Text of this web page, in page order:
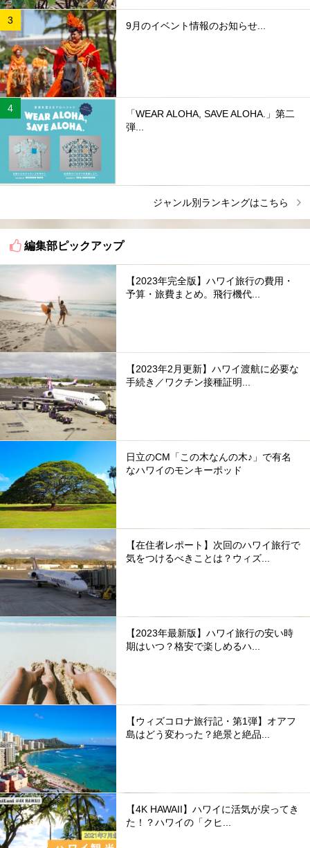
9月のイベント情報のお知らせ...
「WEAR ALOHA, SAVE ALOHA.」第二
弾...
ジャンル別ランキングはこちら
編集部ピックアップ
【2023年完全版】ハワイ旅行の費用・
予算・旅費まとめ。飛行機代...
【2023年2月更新】ハワイ渡航に必要な
手続き／ワクチン接種証明...
日立のCM「この木なんの木♪」で有名
なハワイのモンキーポッド
【在住者レポート】次回のハワイ旅行で
気をつけるべきことは？ウィズ...
【2023年最新版】ハワイ旅行の安い時
期はいつ？格安で楽しめるハ...
【ウィズコロナ旅行記・第1弾】オアフ
島はどう変わった？絶景と絶品...
【4K HAWAII】ハワイに活気が戻ってき
た！？ハワイの「クヒ...